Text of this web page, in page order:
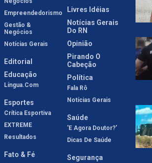
Empreendedorismo
Gestão &
Negócios
Notícias Gerais
Editorial
Educação
Língua.com
Esportes
Crítica Esportiva
EXTREME
Resultados
Fato & Fé
Livres Idéias
Notícias Gerais
Do RN
Opinião
Pirando O
Cabeção
Política
Fala Rô
Notícias Gerais
Saúde
'E Agora Doutor?'
Dicas De Saúde
Segurança